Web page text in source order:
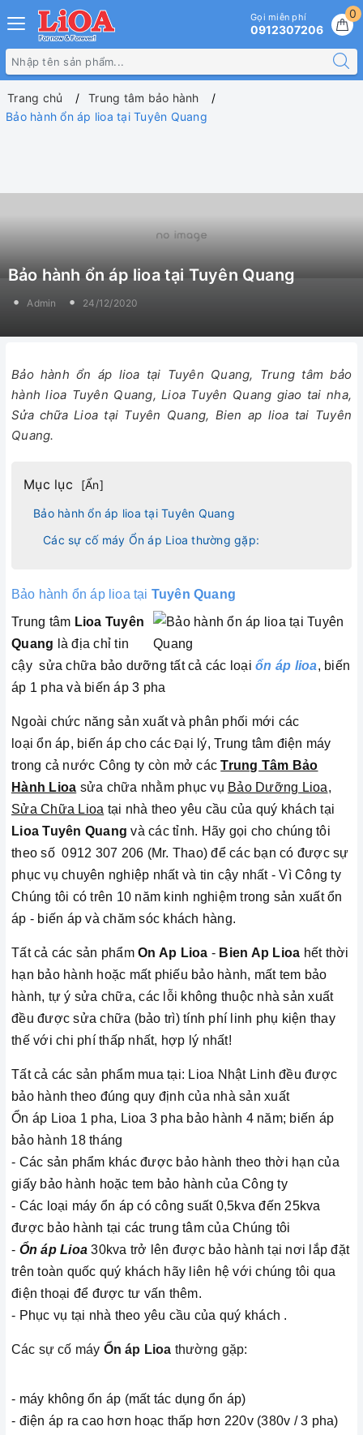
0
Gọi miễn phí
0912307206
Trang chủ
Trung tâm bảo hành
Bảo hành ổn áp lioa tại Tuyên Quang
Bảo hành ổn áp lioa tại Tuyên Quang
Admin 24/12/2020
Bảo hành ổn áp lioa tại Tuyên Quang, Trung tâm bảo
hành lioa Tuyên Quang, Lioa Tuyên Quang giao tai nha,
Sửa chữa Lioa tại Tuyên Quang, Bien ap lioa tai Tuyên
Quang.
Mục lục [Ẩn]
Bảo hành ổn áp lioa tại Tuyên Quang
Các sự cố máy Ổn áp Lioa thường gặp:
Bảo hành ổn áp lioa tại Tuyên Quang
Trung tâm Lioa Tuyên
Quang là địa chỉ tin
cậy sửa chữa bảo dưỡng tất cả các loại ổn áp lioa, biến
áp 1 pha và biến áp 3 pha
Ngoài chức năng sản xuất và phân phối mới các
loại ổn áp, biến áp cho cácĐại lý, Trung tâm điện máy
trong cả nước Công ty còn mở cácTrung Tâm Bảo
Hành Lioa sửa chữa nhằm phục vụ Bảo Dưỡng Lioa,
Sửa Chữa Lioa tại nhà theo yêu cầu của quý khách tại
Lioa Tuyên Quang và các tỉnh. Hãy gọi cho chúng tôi
theo số 0912 307 206 (Mr. Thao) để các bạn có được sự
phục vụ chuyên nghiệp nhất và tin cậy nhất - Vì Công ty
Chúng tôi có trên 10 năm kinh nghiệm trong sản xuất ổn
áp - biến áp và chăm sóc khách hàng.
Tất cả các sản phẩm On Ap Lioa - Bien Ap Lioa hết thời
hạn bảo hành hoặc mất phiếu bảo hành, mất tem bảo
hành, tự ý sửa chữa, các lỗi không thuộc nhà sản xuất
đều được sửa chữa (bảo trì) tính phí linh phụ kiện thay
thế với chi phí thấp nhất, hợp lý nhất!
Tất cả các sản phẩm mua tại: Lioa Nhật Linh đều được
bảo hành theo đúng quy định của nhà sản xuất
Ổn áp Lioa 1 pha, Lioa 3 pha bảo hành 4 năm; biến áp
bảo hành 18 tháng
- Các sản phẩm khác được bảo hành theo thời hạn của
giấy bảo hành hoặc tem bảo hành của Công ty
- Các loại máy ổn áp có công suất 0,5kva đến 25kva
được bảo hành tại các trung tâm của Chúng tôi
- Ổn áp Lioa 30kva trở lên được bảo hành tại nơi lắp đặt
trên toàn quốc quý khách hãy liên hệ với chúng tôi qua
điện thoại để được tư vấn thêm.
- Phục vụ tại nhà theo yêu cầu của quý khách .
Các sự cố máy Ổn áp Lioa thường gặp:
- máy không ổn áp (mất tác dụng ổn áp)
- điện áp ra cao hơn hoạc thấp hơn 220v (380v / 3 pha)